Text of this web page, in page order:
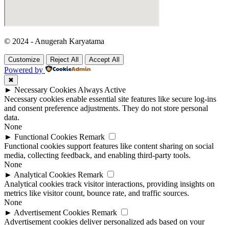
© 2024 - Anugerah Karyatama
Customize Reject All Accept All
Powered by
✖
► Necessary Cookies Always Active
Necessary cookies enable essential site features like secure log-ins
and consent preference adjustments. They do not store personal
data.
None
► Functional Cookies Remark
Functional cookies support features like content sharing on social
media, collecting feedback, and enabling third-party tools.
None
► Analytical Cookies Remark
Analytical cookies track visitor interactions, providing insights on
metrics like visitor count, bounce rate, and traffic sources.
None
► Advertisement Cookies Remark
Advertisement cookies deliver personalized ads based on your